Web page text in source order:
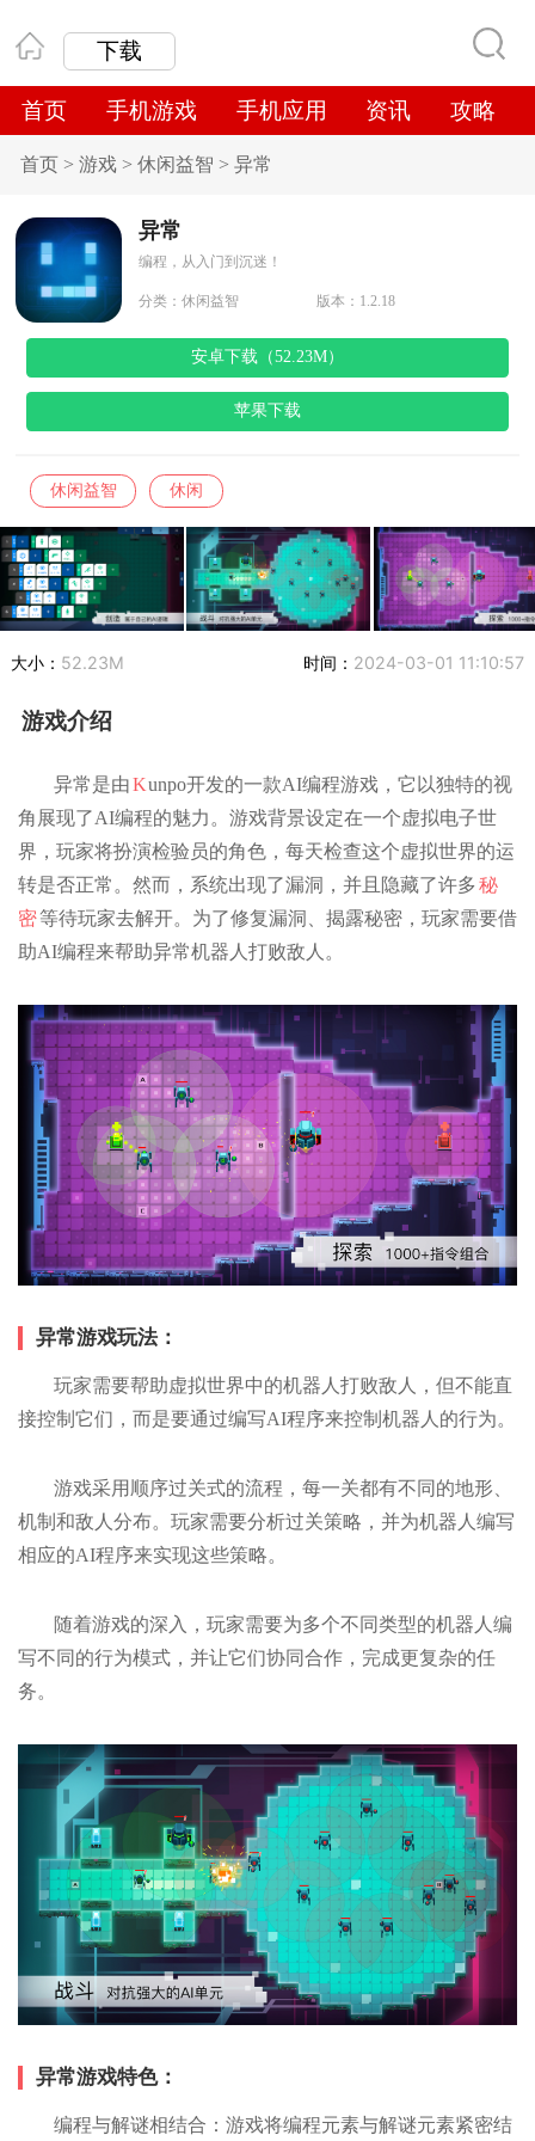
下载
首页 手机游戏 手机应用 资讯 攻略
首页 > 游戏 > 休闲益智 > 异常
异常
编程，从入门到沉迷！
分类： 休闲益智 版本：1.2.18
安卓下载（52.23M）
苹果下载
休闲益智 休闲
大小： 52.23M 时间： 2024-03-01 11:10:57
游戏介绍
异常是由Kunpo开发的一款AI编程游戏，它以独特的视
角展现了AI编程的魅力。游戏背景设定在一个虚拟电子世
界，玩家将扮演检验员的角色，每天检查这个虚拟世界的运
转是否正常。然而，系统出现了漏洞，并且隐藏了许多秘
密等待玩家去解开。为了修复漏洞、揭露秘密，玩家需要借
助AI编程来帮助异常机器人打败敌人。
异常游戏玩法：
玩家需要帮助虚拟世界中的机器人打败敌人，但不能直
接控制它们，而是要通过编写AI程序来控制机器人的行为。
游戏采用顺序过关式的流程，每一关都有不同的地形、
机制和敌人分布。玩家需要分析过关策略，并为机器人编写
相应的AI程序来实现这些策略。
随着游戏的深入，玩家需要为多个不同类型的机器人编
写不同的行为模式，并让它们协同合作，完成更复杂的任
务。
异常游戏特色：
编程与解谜相结合：游戏将编程元素与解谜元素紧密结